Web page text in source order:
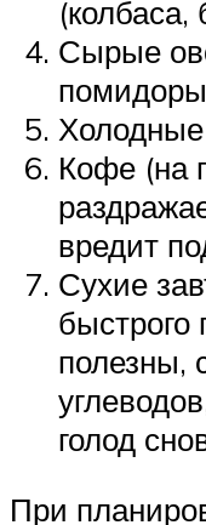
(колбаса,
Сырые
Холодные
Кофе (на
вредит
Сухие
быстрого
полезны,
голод
При